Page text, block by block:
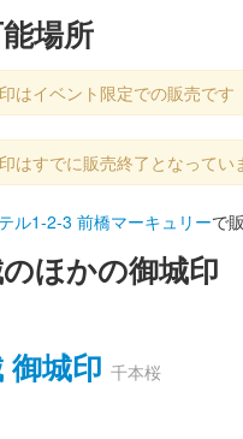
場所
はイベント限定での販売です
はすでに販売終了となってい
ル1-2-3 前橋マーキュリーで
ほかの御城印
御城印 千本桜